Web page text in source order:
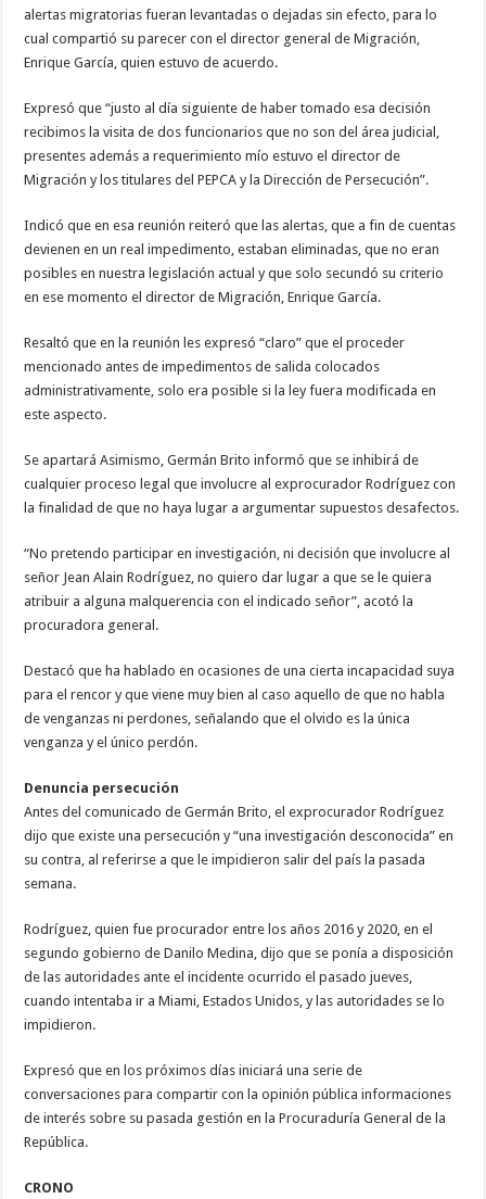
alertas migratorias fueran levantadas o dejadas sin efecto, para lo
cual compartió su parecer con el director general de Migración,
Enrique García, quien estuvo de acuerdo.
Expresó que “justo al día siguiente de haber tomado esa decisión
recibimos la visita de dos funcionarios que no son del área judicial,
presentes además a requerimiento mío estuvo el director de
Migración y los titulares del PEPCA y la Dirección de Persecución”.
Indicó que en esa reunión reiteró que las alertas, que a fin de cuentas
devienen en un real impedimento, estaban eliminadas, que no eran
posibles en nuestra legislación actual y que solo secundó su criterio
en ese momento el director de Migración, Enrique García.
Resaltó que en la reunión les expresó “claro” que el proceder
mencionado antes de impedimentos de salida colocados
administrativamente, solo era posible si la ley fuera modificada en
este aspecto.
Se apartará Asimismo, Germán Brito informó que se inhibirá de
cualquier proceso legal que involucre al exprocurador Rodríguez con
la finalidad de que no haya lugar a argumentar supuestos desafectos.
“No pretendo participar en investigación, ni decisión que involucre al
señor Jean Alain Rodríguez, no quiero dar lugar a que se le quiera
atribuir a alguna malquerencia con el indicado señor”, acotó la
procuradora general.
Destacó que ha hablado en ocasiones de una cierta incapacidad suya
para el rencor y que viene muy bien al caso aquello de que no habla
de venganzas ni perdones, señalando que el olvido es la única
venganza y el único perdón.
Denuncia persecución
Antes del comunicado de Germán Brito, el exprocurador Rodríguez
dijo que existe una persecución y “una investigación desconocida” en
su contra, al referirse a que le impidieron salir del país la pasada
semana.
Rodríguez, quien fue procurador entre los años 2016 y 2020, en el
segundo gobierno de Danilo Medina, dijo que se ponía a disposición
de las autoridades ante el incidente ocurrido el pasado jueves,
cuando intentaba ir a Miami, Estados Unidos, y las autoridades se lo
impidieron.
Expresó que en los próximos días iniciará una serie de
conversaciones para compartir con la opinión pública informaciones
de interés sobre su pasada gestión en la Procuraduría General de la
República.
CRONO